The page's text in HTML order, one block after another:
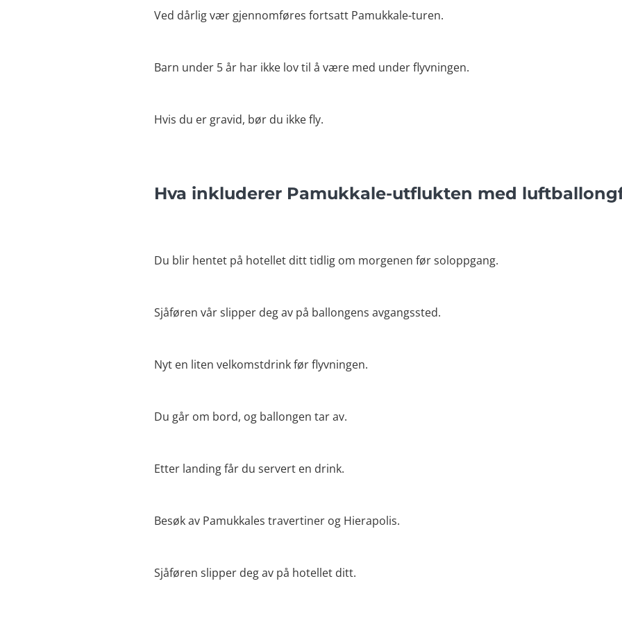
Ved dårlig vær gjennomføres fortsatt Pamukkale-turen.
Barn under 5 år har ikke lov til å være med under flyvningen.
Hvis du er gravid, bør du ikke fly.
Hva inkluderer Pamukkale-utflukten med
Du blir hentet på hotellet ditt tidlig om morgenen før soloppgang.
Sjåføren vår slipper deg av på ballongens avgangssted.
Nyt en liten velkomstdrink før flyvningen.
Du går om bord, og ballongen tar av.
Etter landing får du servert en drink.
Besøk av Pamukkales travertiner og Hierapolis.
Sjåføren slipper deg av på hotellet ditt.